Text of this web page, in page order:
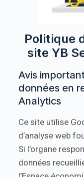
Politique
site YB
Avis
données en
Analytics
Ce site utilise
d’analyse web
Si l’organe
données